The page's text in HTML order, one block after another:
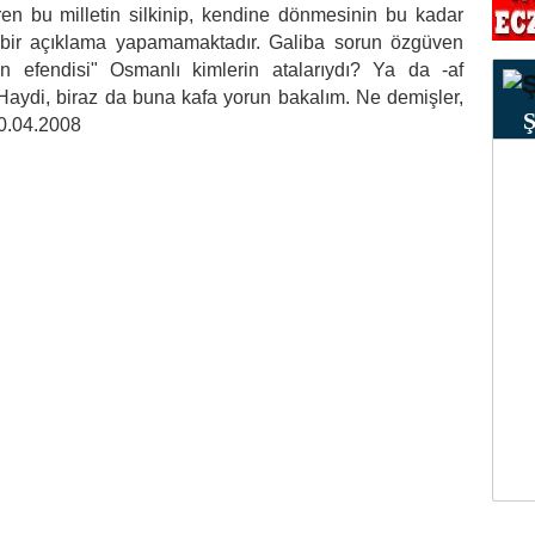
bu milletin silkinip, kendine dönmesinin bu kadar
açıklama yapamamaktadır. Galiba sorun özgüven
efendisi" Osmanlı kimlerin atalarıydı? Ya da -af
biraz da buna kafa yorun bakalım. Ne demişler,